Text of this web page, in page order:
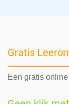
Gratis
Een gratis